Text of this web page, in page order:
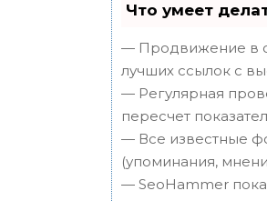
Что умеет
— Продвижение в
лучших ссылок с
— Регулярная
пересчет
— Все известные
(упоминания,
— SeoHammer